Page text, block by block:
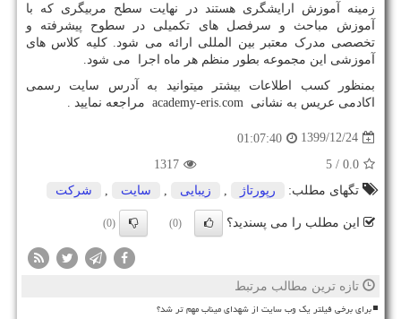
زمینه آموزش ارایشگری هستند در نهایت سطح مربیگری که با
آموزش مباحث و سرفصل های تکمیلی در سطوح پیشرفته و
تخصصی مدرک معتبر بین المللی ارائه می شود. کلیه کلاس های
آموزشی این مجموعه بطور منظم هر ماه اجرا می شود.
بمنظور کسب اطلاعات بیشتر میتوانید به آدرس سایت رسمی
اکادمی عریس به نشانی
academy-eris.com مراجعه نمایید .
1399/12/24
01:07:40
0.0
/ 5
1317
تگهای مطلب:
رپورتاژ زیبایی سایت شركت
این مطلب را می پسندید؟ (0)
(0)
تازه ترین مطالب مرتبط
برای برخی فیلتر یک وب سایت از شهدای میناب مهم تر شد؟